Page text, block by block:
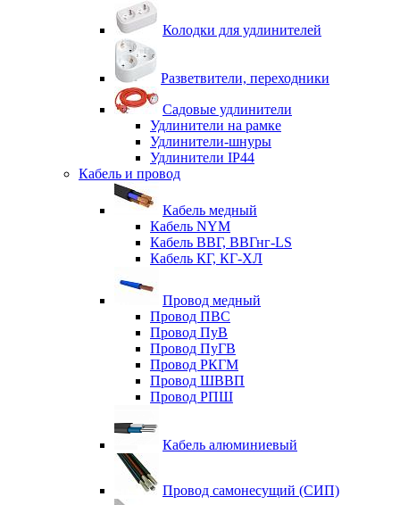
Колодки для удлинителей
Разветвители, переходники
Садовые удлинители
Удлинители на рамке
Удлинители-шнуры
Удлинители IP44
Кабель и провод
Кабель медный
Кабель NYM
Кабель ВВГ, ВВГнг-LS
Кабель КГ, КГ-ХЛ
Провод медный
Провод ПВС
Провод ПуВ
Провод ПуГВ
Провод РКГМ
Провод ШВВП
Провод РПШ
Кабель алюминиевый
Провод самонесущий (СИП)